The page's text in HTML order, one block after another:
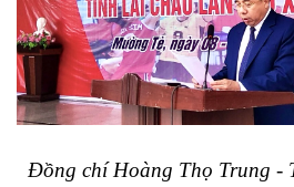
Đồng chí Hoàng Thọ Trung -